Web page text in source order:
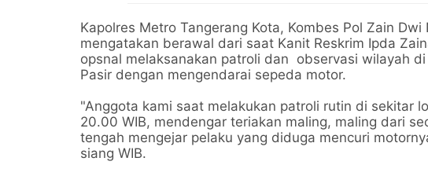
Kapolres Metro Tangerang Kota, Kombes Pol Zain
mengatakan berawal dari saat Kanit Reskrim Ipda
opsnal melaksanakan patroli dan observasi wilayah
Pasir dengan mengendarai sepeda motor.
"Anggota kami saat melakukan patroli rutin di sekitar
20.00 WIB, mendengar teriakan maling, maling dari
tengah mengejar pelaku yang diduga mencuri
siang WIB.